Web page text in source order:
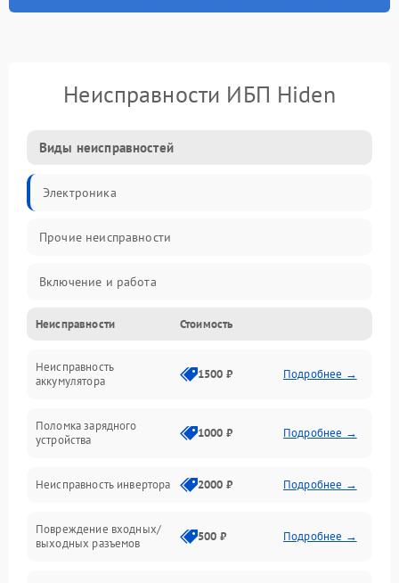
Неисправности ИБП Hiden
Виды неисправностей
Электроника
Прочие неисправности
Включение и работа
Работа с нагрузкой
Звук и индикация
Механические повреждения
Неисправности Стоимость
Неисправность
аккумулятора
1500 ₽ Подробнее →
Поломка зарядного
устройства
1000 ₽ Подробнее →
Неисправность инвертора 2000 ₽ Подробнее →
Повреждение входных/
выходных разъемов
500 ₽ Подробнее →